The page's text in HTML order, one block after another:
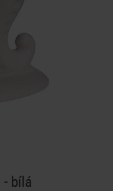
bílá